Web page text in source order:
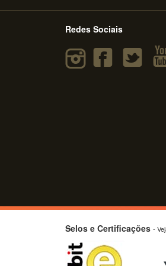
Redes Sociais
Selos e Certificações -